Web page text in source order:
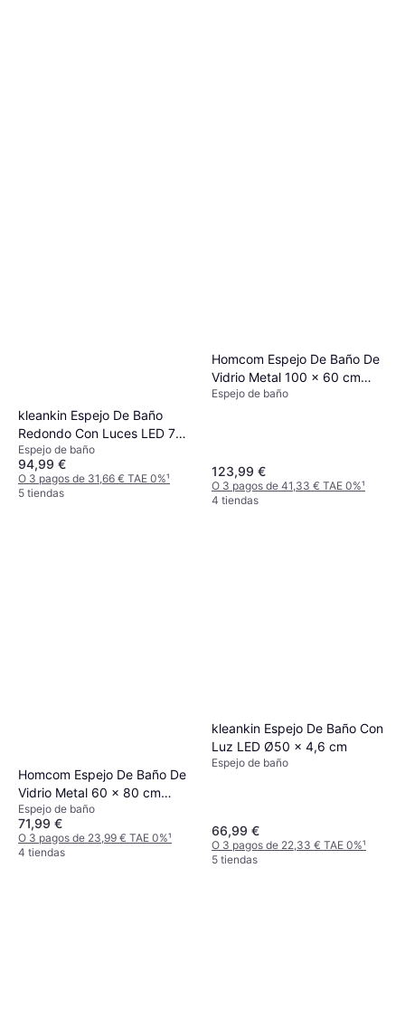
kleankin Espejo De Baño
Redondo Con Luces LED 70
x 70 cm
Espejo de baño
94,99 €
O 3 pagos de 31,66 € TAE 0%¹
5 tiendas
Homcom Espejo De Baño De
Vidrio Metal 100 x 60 cm
Transparente
Espejo de baño
123,99 €
O 3 pagos de 41,33 € TAE 0%¹
4 tiendas
Homcom Espejo De Baño De
Vidrio Metal 60 x 80 cm
Negro
Espejo de baño
71,99 €
O 3 pagos de 23,99 € TAE 0%¹
4 tiendas
kleankin Espejo De Baño Con
Luz LED Ø50 x 4,6 cm
Espejo de baño
66,99 €
O 3 pagos de 22,33 € TAE 0%¹
5 tiendas